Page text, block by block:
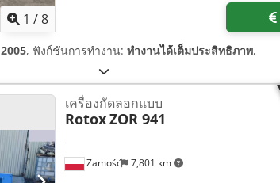
1 /8
2005, ฟังก์ชันการทำงาน: ทำงานได้เต็มประสิทธิภาพ,
Zamość 7,801 km
เครื่องกัดลอกแบบ
RotoxZOR 941